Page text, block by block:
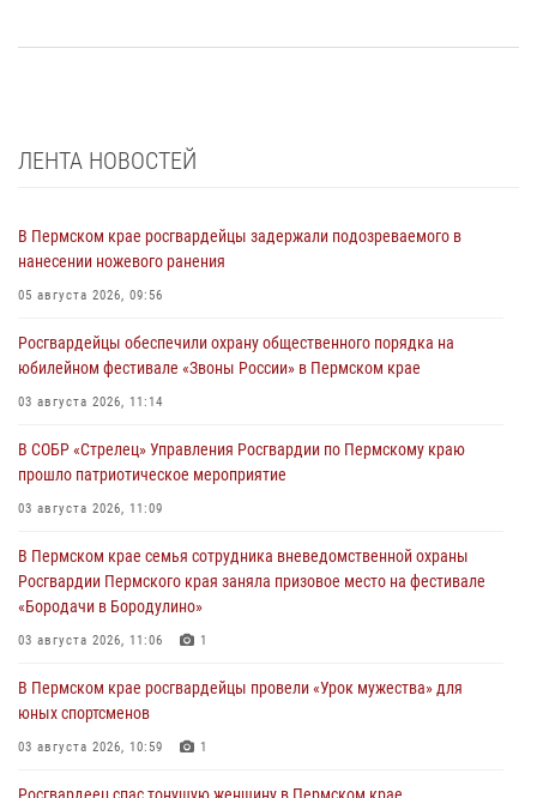
ЛЕНТА НОВОСТЕЙ
В Пермском крае росгвардейцы задержали подозреваемого в
нанесении ножевого ранения
05 августа 2026, 09:56
Росгвардейцы обеспечили охрану общественного порядка на
юбилейном фестивале «Звоны России» в Пермском крае
03 августа 2026, 11:14
В СОБР «Стрелец» Управления Росгвардии по Пермскому краю
прошло патриотическое мероприятие
03 августа 2026, 11:09
В Пермском крае семья сотрудника вневедомственной охраны
Росгвардии Пермского края заняла призовое место на фестивале
«Бородачи в Бородулино»
03 августа 2026, 11:06 1
В Пермском крае росгвардейцы провели «Урок мужества» для
юных спортсменов
03 августа 2026, 10:59 1